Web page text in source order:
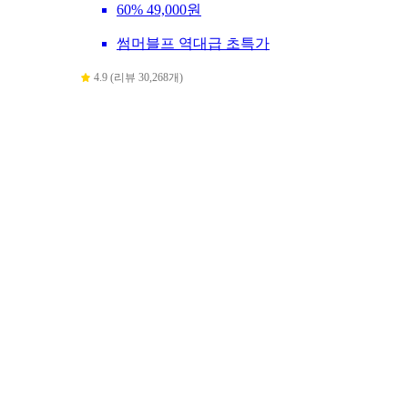
60% 49,000원
썸머블프 역대급 초특가
4.9 (리뷰 30,268개)